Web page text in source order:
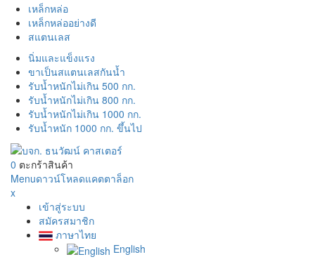
เหล็กหล่อ
เหล็กหล่ออย่างดี
สแตนเลส
นิ่มและแข็งแรง
ขาเป็นสแตนเลสกันน้ำ
รับน้ำหนักไม่เกิน 500 กก.
รับน้ำหนักไม่เกิน 800 กก.
รับน้ำหนักไม่เกิน 1000 กก.
รับน้ำหนัก 1000 กก. ขึ้นไป
0 ตะกร้าสินค้า
Menuดาวน์โหลดแคตตาล็อก
x
เข้าสู่ระบบ
สมัครสมาชิก
ภาษาไทย
English